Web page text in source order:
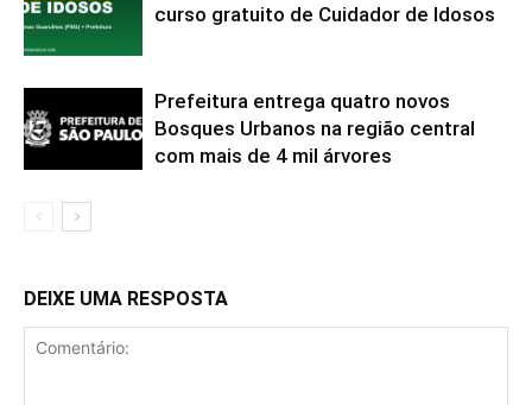
curso gratuito de Cuidador de Idosos
Prefeitura entrega quatro novos
Bosques Urbanos na região central
com mais de 4 mil árvores
DEIXE UMA RESPOSTA